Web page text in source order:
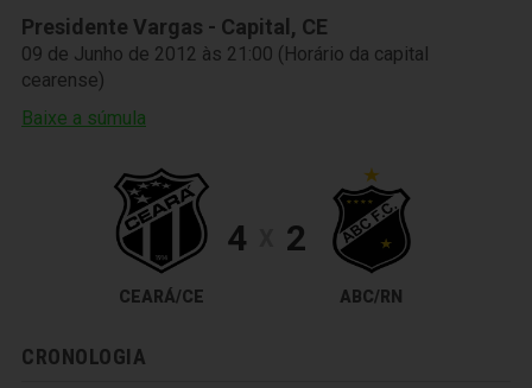
Presidente Vargas - Capital, CE
09 de Junho de 2012 às 21:00 (Horário da capital
cearense)
Baixe a súmula
CEARÁ/CE
4 2
ABC/RN
CRONOLOGIA